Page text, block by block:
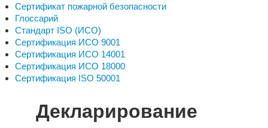
Сертификат пожарной безопасности
Глоссарий
Стандарт ISO (ИСО)
Сертификация ИСО 9001
Сертификация ИСО 14001
Сертификация ИСО 18000
Сертификация ISO 50001
Декларирование